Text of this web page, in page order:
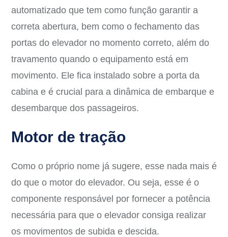
automatizado que tem como função garantir a
correta abertura, bem como o fechamento das
portas do elevador no momento correto, além do
travamento quando o equipamento está em
movimento. Ele fica instalado sobre a porta da
cabina e é crucial para a dinâmica de embarque e
desembarque dos passageiros.
Motor de tração
Como o próprio nome já sugere, esse nada mais é
do que o motor do elevador. Ou seja, esse é o
componente responsável por fornecer a potência
necessária para que o elevador consiga realizar
os movimentos de subida e descida.